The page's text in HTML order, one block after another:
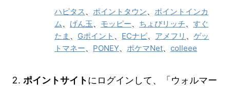
ハピタス ポイントタウン
ポイントインカ
ム
げん玉 モッピー ちょびリッチ
すぐ
たま
Gポイント ECナビ アメフリ
ゲッ
トマネー
PONEY ポケマNet colleee
ポイントサイトにログインして、「ウォルマー